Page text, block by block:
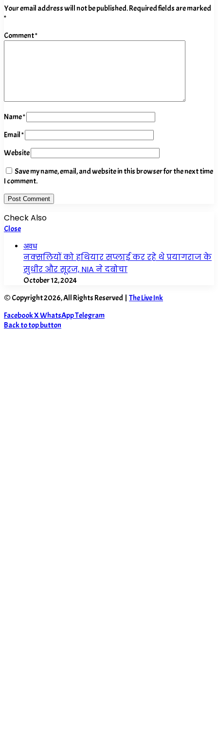
Your email address will not be published.Required fields are marked
*
Comment*
Name*
Email*
Website
Save my name, email, and website in this browser for the next time
I comment.
Check Also
Close
अवध
नक्सलियों को हथियार सप्लाई कर रहे थे प्रयागराज के
सुधीर और सूरज, NIA ने दबोचा
October 12, 2024
© Copyright 2026, All Rights Reserved | The Live Ink
FacebookXWhatsAppTelegram
Back to top button